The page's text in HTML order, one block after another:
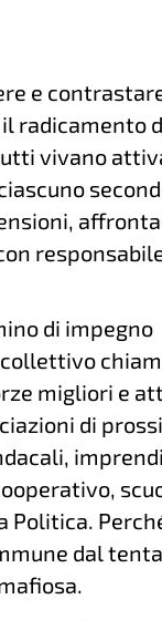
e
radicamento
vivano
di impegno
migliori e
di
Politica.
dal